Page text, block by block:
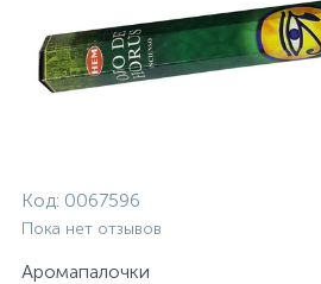
Код: 0067596
Пока нет отзывов
Аромапалочки